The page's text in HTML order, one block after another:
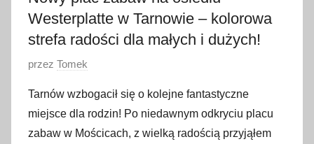
k
a
0
2
Westerplatte w Tarnowie – kolorowa
strefa radości dla małych i dużych!
O
u
b
l
przez Tomek
Tarnów wzbogacił się o kolejne fantastyczne
miejsce dla rodzin! Po niedawnym odkryciu placu
zabaw w Mościcach, z wielką radością przyjąłem